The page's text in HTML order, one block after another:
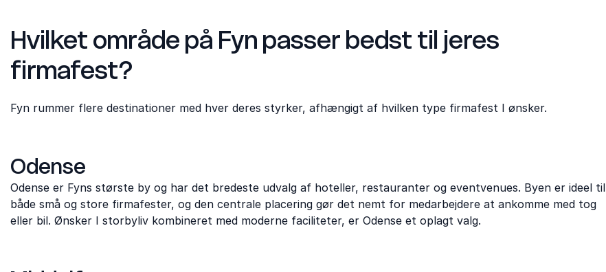
Hvilket område på Fyn passer bedst til jeres
firmafest?
Fyn rummer flere destinationer med hver deres styrker, afhængigt af hvilken type firmafest I ønsker.
Odense
Odense er Fyns største by og har det bredeste udvalg af hoteller, restauranter og eventvenues. Byen er ideel til
både små og store firmafester, og den centrale placering gør det nemt for medarbejdere at ankomme med tog
eller bil. Ønsker I storbyliv kombineret med moderne faciliteter, er Odense et oplagt valg.